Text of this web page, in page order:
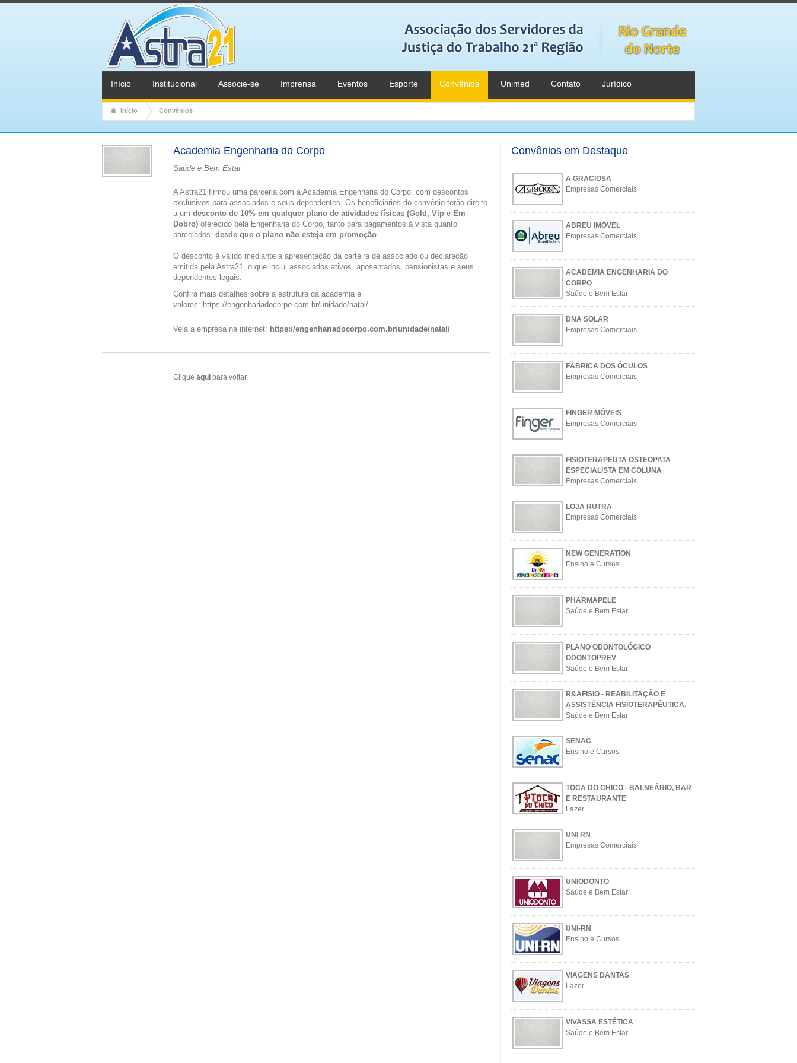
Início Institucional Associe-se Imprensa Eventos Esporte Convênios Unimed Contato Jurídico
Início Convênios
Academia Engenharia do Corpo
Saúde e Bem Estar
A Astra21 firmou uma parceria com a Academia Engenharia do Corpo, com descontos
exclusivos para associados e seus dependentes. Os beneficiários do convênio terão direito
a um desconto de 10% em qualquer plano de atividades físicas (Gold, Vip e Em
Dobro) oferecido pela Engenharia do Corpo, tanto para pagamentos à vista quanto
parcelados, desde que o plano não esteja em promoção.
O desconto é válido mediante a apresentação da carteira de associado ou declaração
emitida pela Astra21, o que inclui associados ativos, aposentados, pensionistas e seus
dependentes legais.
Confira mais detalhes sobre a estrutura da academia e
valores: https://engenhariadocorpo.com.br/unidade/natal/.
Veja a empresa na internet: https://engenhariadocorpo.com.br/unidade/natal/
Clique aqui para voltar.
Convênios em Destaque
A GRACIOSA
Empresas Comerciais
ABREU IMÓVEL
Empresas Comerciais
ACADEMIA ENGENHARIA DO
CORPO
Saúde e Bem Estar
DNA SOLAR
Empresas Comerciais
FÁBRICA DOS ÓCULOS
Empresas Comerciais
FINGER MÓVEIS
Empresas Comerciais
FISIOTERAPEUTA OSTEOPATA
ESPECIALISTA EM COLUNA
Empresas Comerciais
LOJA RUTRA
Empresas Comerciais
NEW GENERATION
Ensino e Cursos
PHARMAPELE
Saúde e Bem Estar
PLANO ODONTOLÓGICO
ODONTOPREV
Saúde e Bem Estar
R&AFISIO - REABILITAÇÃO E
ASSISTÊNCIA FISIOTERAPÊUTICA.
Saúde e Bem Estar
SENAC
Ensino e Cursos
TOCA DO CHICO - BALNEÁRIO, BAR
E RESTAURANTE
Lazer
UNI RN
Empresas Comerciais
UNIODONTO
Saúde e Bem Estar
UNI-RN
Ensino e Cursos
VIAGENS DANTAS
Lazer
VIVASSA ESTÉTICA
Saúde e Bem Estar